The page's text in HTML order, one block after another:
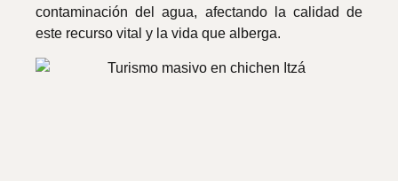
contaminación del agua, afectando la calidad de
este recurso vital y la vida que alberga.